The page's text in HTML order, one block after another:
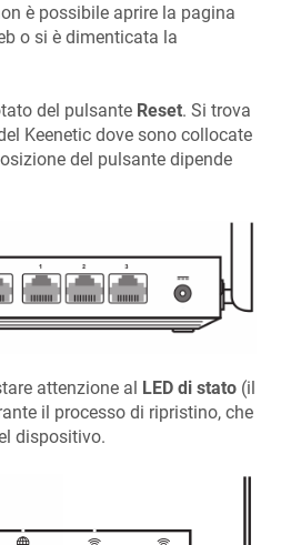
è possibile aprire la pagina
o si è dimenticata la
del pulsante Reset. Si trova
Keenetic dove sono collocate
del pulsante dipende
attenzione al LED di stato (il
il processo di ripristino, che
dispositivo.